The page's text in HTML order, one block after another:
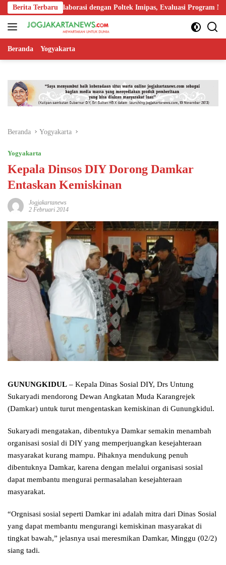
Langsung
ke
konten
Berita Terbaru
Kolaborasi dengan Poltek Imipas, Evaluasi Program Magang
Beranda Yogyakarta
Beranda Yogyakarta
Yogyakarta
Kepala Dinsos DIY Dorong Damkar
Entaskan Kemiskinan
Jogjakartanews
2 Februari 2014
GUNUNGKIDUL – Kepala Dinas Sosial DIY, Drs Untung
Sukaryadi mendorong Dewan Angkatan Muda Karangrejek
(Damkar) untuk turut mengentaskan kemiskinan di Gunungkidul.
Sukaryadi mengatakan, dibentukya Damkar semakin menambah
organisasi sosial di DIY yang memperjuangkan kesejahteraan
masyarakat kurang mampu. Pihaknya mendukung penuh
dibentuknya Damkar, karena dengan melalui organisasi sosial
dapat membantu mengurai permasalahan kesejahteraan
masyarakat.
“Orgnisasi sosial seperti Damkar ini adalah mitra dari Dinas Sosial
yang dapat membantu mengurangi kemiskinan masyarakat di
tingkat bawah,” jelasnya usai meresmikan Damkar, Minggu (02/2)
siang tadi.